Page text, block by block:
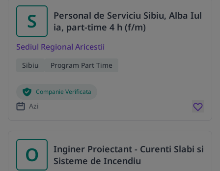
S
Personal de Serviciu Sibiu, Alba Iul
ia, part-time 4 h (f/m)
Sediul Regional Aricestii
Sibiu Program Part Time
Companie Verificata
Azi
O
Inginer Proiectant - Curenti Slabi si
Sisteme de Incendiu